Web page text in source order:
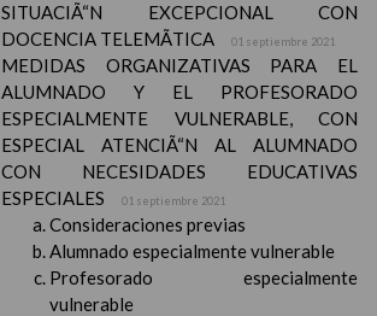
SITUACIÃ“N EXCEPCIONAL CON
DOCENCIA TELEMÃTICA
01 septiembre 2021
MEDIDAS ORGANIZATIVAS PARA EL
ALUMNADO Y EL PROFESORADO
ESPECIALMENTE VULNERABLE, CON
ESPECIAL ATENCIÃ“N AL ALUMNADO
CON NECESIDADES EDUCATIVAS
ESPECIALES
01 septiembre 2021
Consideraciones previas
Alumnado especialmente vulnerable
Profesorado especialmente
vulnerable